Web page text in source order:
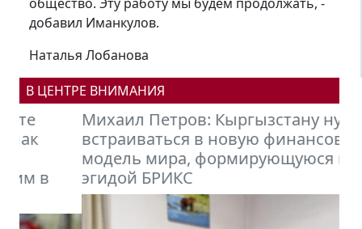
добавил Иманкулов.
Наталья Лобанова
В ЦЕНТРЕ ВНИМАНИЯ
Михаил Петров: Кыргызстану нужно
встраиваться в новую финансовую
модель мира, формирующуюся под
эгидой БРИКС